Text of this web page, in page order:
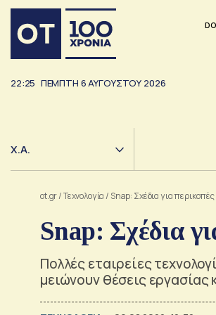
22:25 ΠΈΜΠΤΗ 6ΑΥΓΟΎΣΤΟΥ 2026
Χ.Α.
ot.gr/Τεχνολογία / Snap: Σχέδια για
Snap: Σχέδια
Πολλές εταιρείες
μειώνουν θέσεις